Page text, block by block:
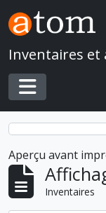
Skip to main content
Inventaires et
Toggle
Aperçu avant
Inventaires